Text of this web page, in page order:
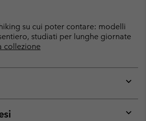
su cui poter contare: modelli
studiati per lunghe giornate
collezione
or